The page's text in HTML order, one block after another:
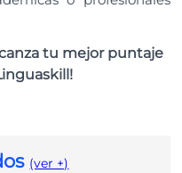
tu mejor puntaje
(ver +)